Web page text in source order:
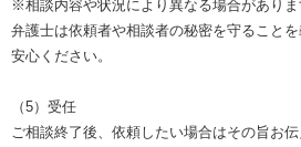
※相談内容や状況により異なる場合がありま
弁護士は依頼者や相談者の秘密を守ること
安心ください。
（5）受任
ご相談終了後、依頼したい場合はその旨お伝